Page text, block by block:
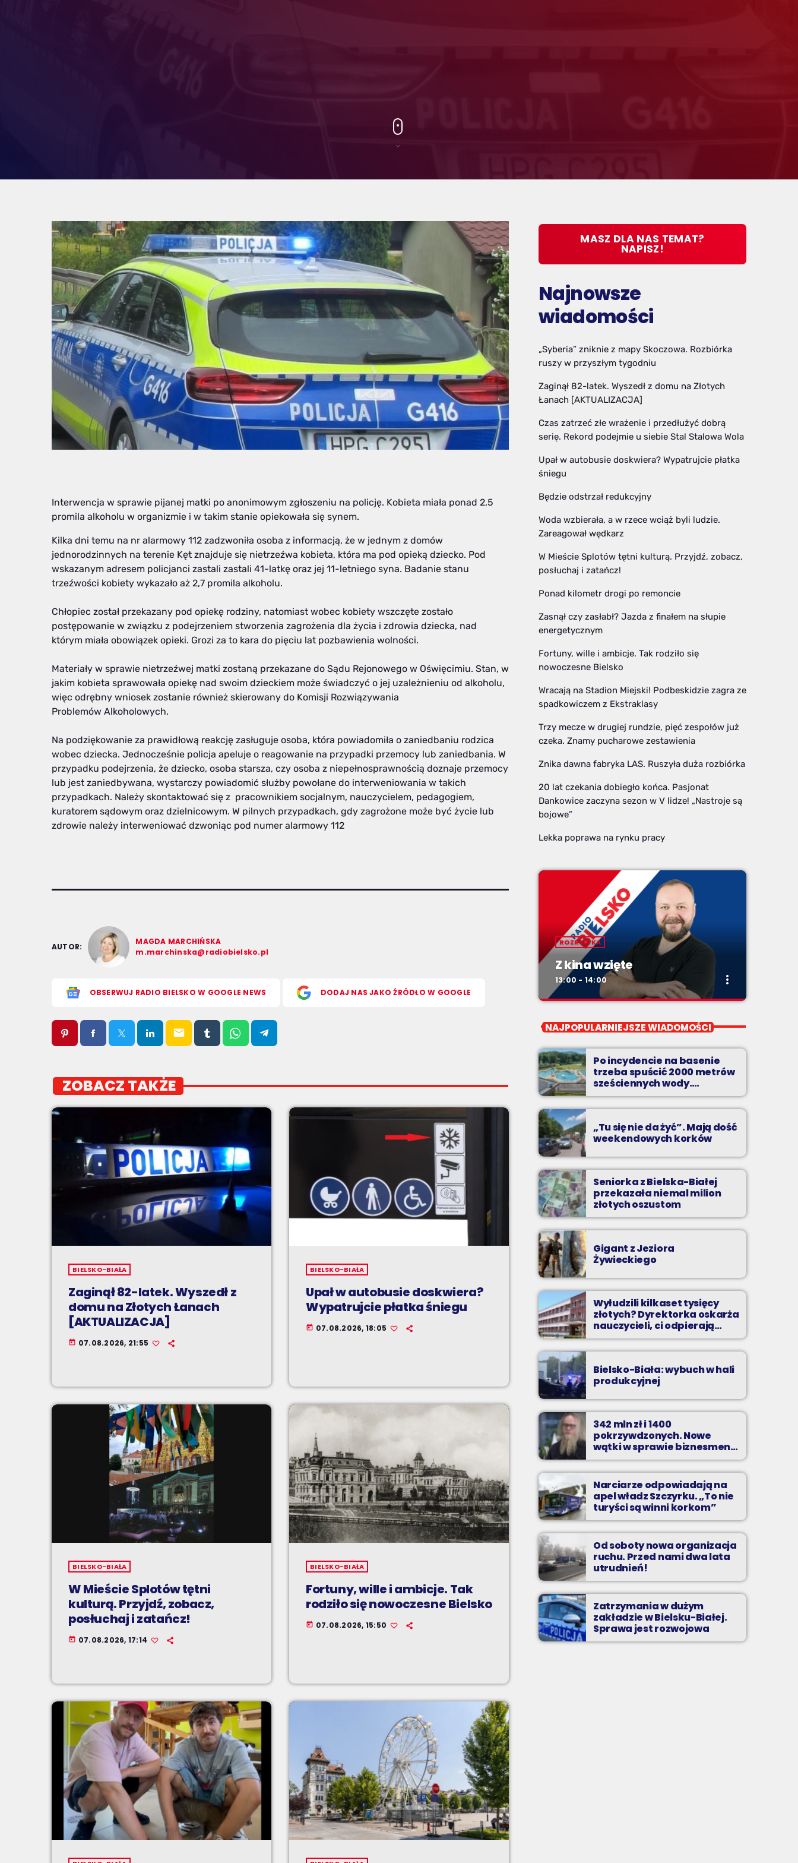
Interwencja w sprawie pijanej matki po anonimowym zgłoszeniu na policję. Kobieta miała ponad 2,5
promila alkoholu w organizmie i w takim stanie opiekowała się synem.
Kilka dni temu na nr alarmowy 112 zadzwoniła osoba z informacją, że w jednym z domów
jednorodzinnych na terenie Kęt znajduje się nietrzeźwa kobieta, która ma pod opieką dziecko. Pod
wskazanym adresem policjanci zastali zastali 41-latkę oraz jej 11-letniego syna. Badanie stanu
trzeźwości kobiety wykazało aż 2,7 promila alkoholu.
Chłopiec został przekazany pod opiekę rodziny, natomiast wobec kobiety wszczęte zostało
postępowanie w związku z podejrzeniem stworzenia zagrożenia dla życia i zdrowia dziecka, nad
którym miała obowiązek opieki. Grozi za to kara do pięciu lat pozbawienia wolności.
Materiały w sprawie nietrzeźwej matki zostaną przekazane do Sądu Rejonowego w Oświęcimiu. Stan, w
jakim kobieta sprawowała opiekę nad swoim dzieckiem może świadczyć o jej uzależnieniu od alkoholu,
więc odrębny wniosek zostanie również skierowany do Komisji Rozwiązywania
Problemów Alkoholowych.
Na podziękowanie za prawidłową reakcję zasługuje osoba, która powiadomiła o zaniedbaniu rodzica
wobec dziecka. Jednocześnie policja apeluje o reagowanie na przypadki przemocy lub zaniedbania. W
przypadku podejrzenia, że dziecko, osoba starsza, czy osoba z niepełnosprawnością doznaje przemocy
lub jest zaniedbywana, wystarczy powiadomić służby powołane do interweniowania w takich
przypadkach. Należy skontaktować się z pracownikiem socjalnym, nauczycielem, pedagogiem,
kuratorem sądowym oraz dzielnicowym. W pilnych przypadkach, gdy zagrożone może być życie lub
zdrowie należy interweniować dzwoniąc pod numer alarmowy 112
AUTOR:
MAGDA MARCHIŃSKA
m.marchinska@radiobielsko.pl
OBSERWUJ RADIO BIELSKO W GOOGLE NEWS DODAJ NAS JAKO ŹRÓDŁO W GOOGLE
email
ZOBACZ TAKŻE
BIELSKO-BIAŁA
Zaginął 82-latek. Wyszedł z
domu na Złotych Łanach
[AKTUALIZACJA]
today 07.08.2026, 21:55
BIELSKO-BIAŁA
Upał w autobusie doskwiera?
Wypatrujcie płatka śniegu
today 07.08.2026, 18:05
BIELSKO-BIAŁA
W Mieście Splotów tętni
kulturą. Przyjdź, zobacz,
posłuchaj i zatańcz!
today 07.08.2026, 17:14
BIELSKO-BIAŁA
Fortuny, wille i ambicje. Tak
rodziło się nowoczesne Bielsko
today 07.08.2026, 15:50
MASZ DLA NAS TEMAT?
NAPISZ!
Najnowsze
wiadomości
„Syberia” zniknie z mapy Skoczowa. Rozbiórka
ruszy w przyszłym tygodniu
Zaginął 82-latek. Wyszedł z domu na Złotych
Łanach [AKTUALIZACJA]
Czas zatrzeć złe wrażenie i przedłużyć dobrą
serię. Rekord podejmie u siebie Stal Stalowa Wola
Upał w autobusie doskwiera? Wypatrujcie płatka
śniegu
Będzie odstrzał redukcyjny
Woda wzbierała, a w rzece wciąż byli ludzie.
Zareagował wędkarz
W Mieście Splotów tętni kulturą. Przyjdź, zobacz,
posłuchaj i zatańcz!
Ponad kilometr drogi po remoncie
Zasnął czy zasłabł? Jazda z finałem na słupie
energetycznym
Fortuny, wille i ambicje. Tak rodziło się
nowoczesne Bielsko
Wracają na Stadion Miejski! Podbeskidzie zagra ze
spadkowiczem z Ekstraklasy
Trzy mecze w drugiej rundzie, pięć zespołów już
czeka. Znamy pucharowe zestawienia
Znika dawna fabryka LAS. Ruszyła duża rozbiórka
20 lat czekania dobiegło końca. Pasjonat
Dankowice zaczyna sezon w V lidze! „Nastroje są
bojowe”
Lekka poprawa na rynku pracy
ROZRYWKA
Z kina wzięte
13:00 - 14:00 more_vert
Z kina wzięte
Z Kina Wzięte to audycja w której film
występuje roli głównej.
NAJPOPULARNIEJSZE WIADOMOŚCI
Po incydencie na basenie
trzeba spuścić 2000 metrów
sześciennych wody.
„Ogromne koszty i ogromna
praca”
„Tu się nie da żyć”. Mają dość
weekendowych korków
Seniorka z Bielska-Białej
przekazała niemal milion
złotych oszustom
Gigant z Jeziora
Żywieckiego
Wyłudzili kilkaset tysięcy
złotych? Dyrektorka oskarża
nauczycieli, ci odpierają
zarzuty
Bielsko-Biała: wybuch w hali
produkcyjnej
342 mln zł i 1400
pokrzywdzonych. Nowe
wątki w sprawie biznesmena
z Bielska-Białej
Narciarze odpowiadają na
apel władz Szczyrku. „To nie
turyści są winni korkom”
Od soboty nowa organizacja
ruchu. Przed nami dwa lata
utrudnień!
Zatrzymania w dużym
zakładzie w Bielsku-Białej.
Sprawa jest rozwojowa